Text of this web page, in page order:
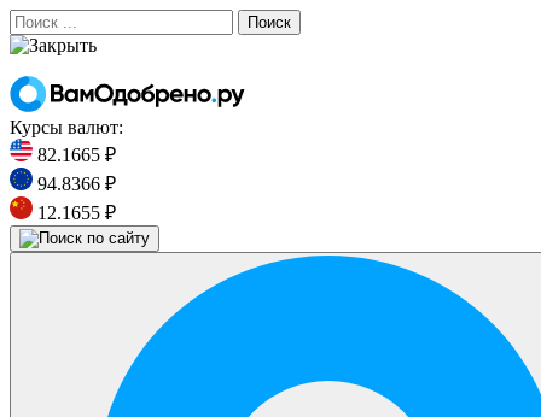
Поиск
Курсы валют:
82.1665 ₽
94.8366 ₽
12.1655 ₽